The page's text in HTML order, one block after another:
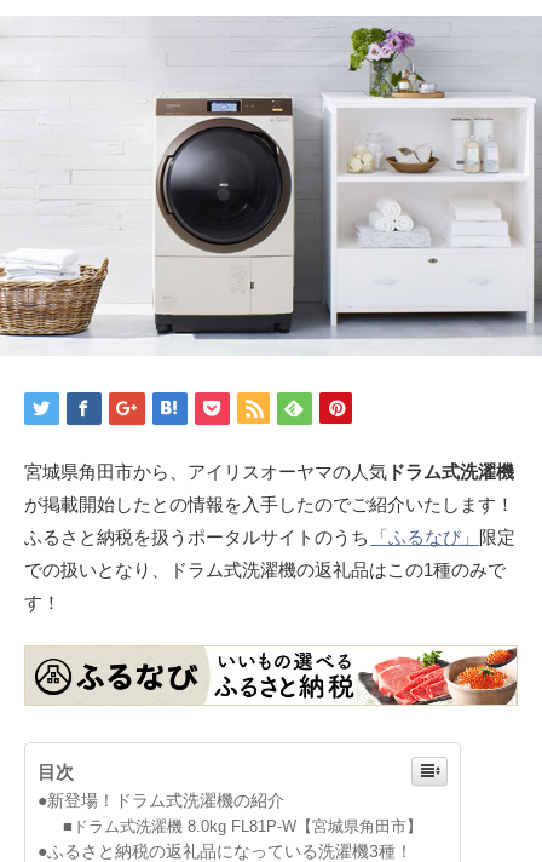
宮城県角田市から、アイリスオーヤマの人気 ドラム式洗濯機
が掲載開始したとの情報を入手したのでご紹介いたします！
ふるさと納税を扱うポータルサイトのうち
「ふるなび」 限定
での扱いとなり、ドラム式洗濯機の返礼品はこの1種のみで
す！
目次
●新登場！ドラム式洗濯機の紹介
■ドラム式洗濯機 8.0kg FL81P-W【宮城県角田市】
●ふるさと納税の返礼品になっている洗濯機3種！